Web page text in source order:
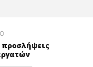
προσλήψεις